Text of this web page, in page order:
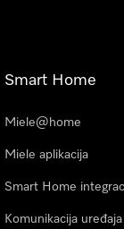
Smart Home
Miele@home
Miele aplikacija
Smart Home
Komunikacija uređaja